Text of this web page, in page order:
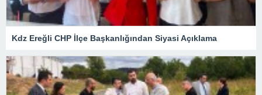
Kdz Ereğli CHP İlçe Başkanlığından Siyasi Açıklama